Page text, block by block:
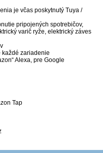
je včas poskytnutý Tuya /
pripojených spotrebičov,
varič ryže, elektrický záves
zariadenie
Alexa, pre Google
Tap